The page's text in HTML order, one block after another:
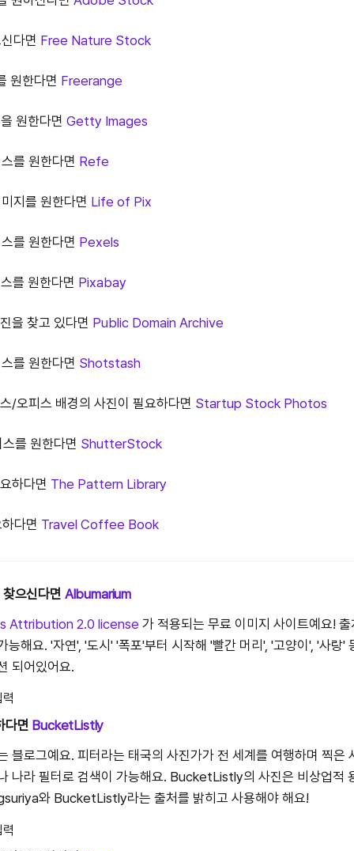
다면 Free Nature Stock
원한다면 Freerange
원한다면 Getty Images
를 원한다면 Refe
지를 원한다면 Life of Pix
를 원한다면 Pexels
를 원한다면 Pixabay
을 찾고 있다면 Public Domain Archive
를 원한다면 Shotstash
/오피스 배경의 사진이 필요하다면 Startup Stock Photos
를 원한다면 ShutterStock
하다면 The Pattern Library
다면 Travel Coffee Book
으신다면 Albumarium
Attribution 2.0 license 가 적용되는 무료 이미지 사이트예요!
능해요. '자연', '도시' '폭포'부터 시작해 '빨간 머리', '고양이', '사랑'
되어있어요.
다면 BucketListly
블로그예요. 피터라는 태국의 사진가가 전 세계를 여행하며 찍은
나라 필터로 검색이 가능해요. BucketListly의 사진은 비상업적
와 BucketListly라는 출처를 밝히고 사용해야 해요!